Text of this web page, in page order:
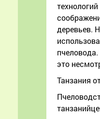
деревьев.
это
Танзания